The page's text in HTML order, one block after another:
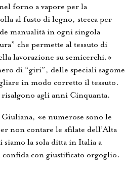
forno a vapore per la
al fusto di legno, stecca per
manualità in ogni singola
che permette al tessuto di
lavorazione su semicerchi.»
di “giri”, delle speciali sagome
in modo corretto il tessuto.
agli anni Cinquanta.
«e numerose sono le
non contare le sfilate dell’Alta
la sola ditta in Italia a
con giustificato orgoglio.